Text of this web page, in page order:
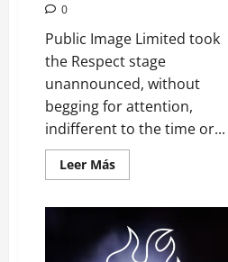
0
Public Image Limited took
the Respect stage
unannounced, without
begging for attention,
indifferent to the time or...
Leer Más